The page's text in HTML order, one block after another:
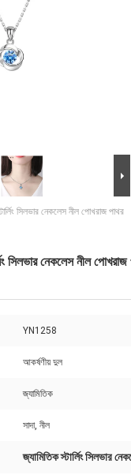
সিলভার নেকলেস নীল পোখরাজ পাথর
সিলভার নেকলেস নীল
YN1258
আকর্ষণীয় দুল
জ্যামিতিক
সাদা, নীল
জ্যামিতিক স্টার্লিং সিলভার